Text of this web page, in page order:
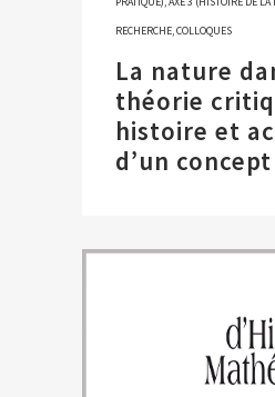
RECHERCHE,COLLOQUES
La nature
théorie
histoire et
d’un concept